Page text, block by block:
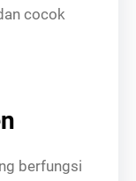
cocok
berfungsi